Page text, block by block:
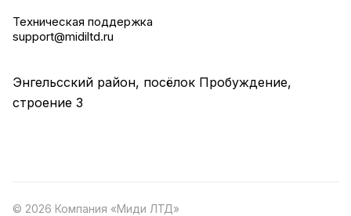
Техническая поддержка
support@midiltd.ru
Энгельсский район, посёлок Пробуждение,
строение 3
© 2026 Компания «Миди ЛТД»